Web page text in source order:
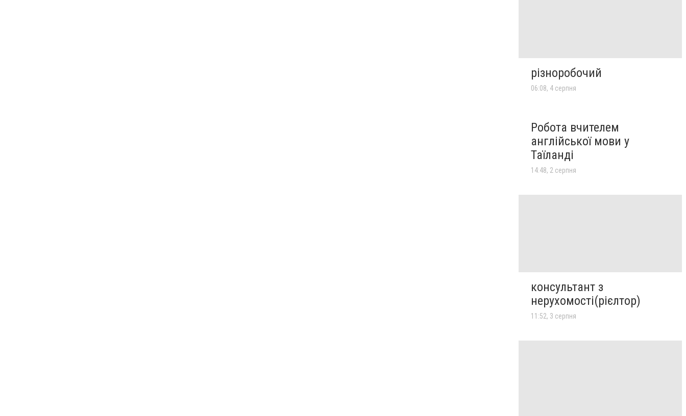
різноробочий
06:08, 4 серпня
Робота вчителем
англійської мови у
Таїланді
14:48, 2 серпня
консультант з
нерухомості(рієлтор)
11:52, 3 серпня